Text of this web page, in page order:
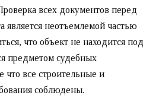
всех документов перед
является неотъемлемой частью
что объект не находится под
предметом судебных
что все строительные и
соблюдены.